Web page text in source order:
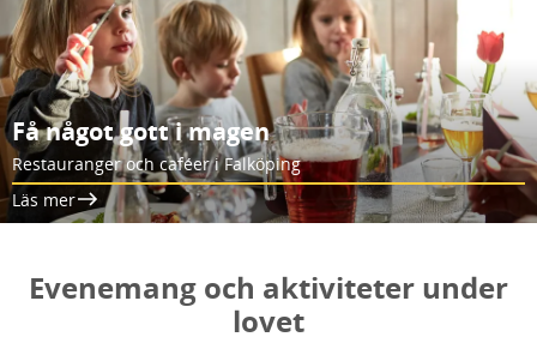
Få något gott i magen
Restauranger och caféer i Falköping
Läs mer
Evenemang och aktiviteter under
lovet